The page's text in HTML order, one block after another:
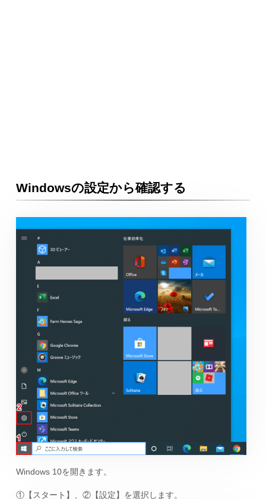
Windowsの設定から確認する
Windows 10を開きます。
①【スタート】、②【設定】を選択します。